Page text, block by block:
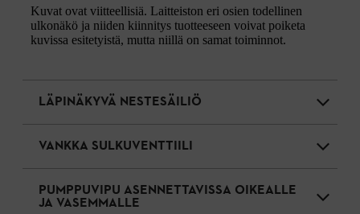
Kuvat ovat viitteellisiä. Laitteiston eri osien todellinen
ulkonäkö ja niiden kiinnitys tuotteeseen voivat poiketa
kuvissa esitetyistä, mutta niillä on samat toiminnot.
LÄPINÄKYVÄ NESTESÄILIÖ
VANKKA SULKUVENTTIILI
PUMPPUVIPU ASENNETTAVISSA OIKEALLE
JA VASEMMALLE